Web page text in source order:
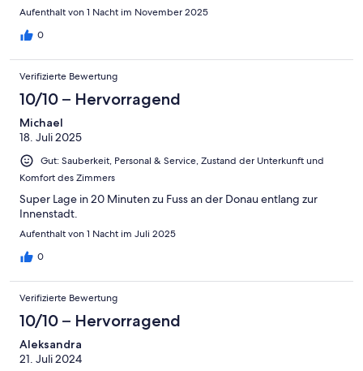
Aufenthalt von 1 Nacht im November 2025
0
Verifizierte Bewertung
10/10 – Hervorragend
Michael
18. Juli 2025
Gut: Sauberkeit, Personal & Service, Zustand der Unterkunft und
Komfort des Zimmers
Super Lage in 20 Minuten zu Fuss an der Donau entlang zur
Innenstadt.
Aufenthalt von 1 Nacht im Juli 2025
0
Verifizierte Bewertung
10/10 – Hervorragend
Aleksandra
21. Juli 2024